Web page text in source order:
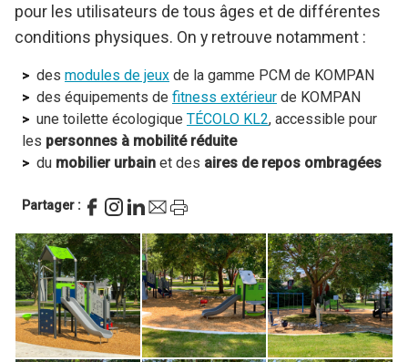
pour les utilisateurs de tous âges et de différentes
conditions physiques. On y retrouve notamment :
des modules de jeux de la gamme PCM de KOMPAN
des équipements de fitness extérieur de KOMPAN
une toilette écologique TÉCOLO KL2, accessible pour
les personnes à mobilité réduite
du mobilier urbain et des aires de repos ombragées
Partager :